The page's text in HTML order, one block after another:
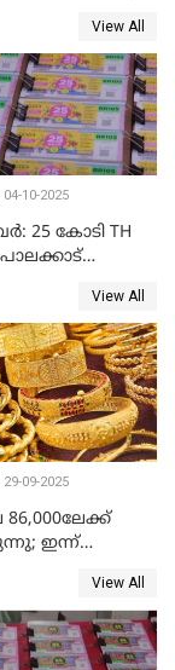
View All
10-2025
25 കോടി TH
പാലക്കാട്
View All
09-2025
ഇന്ന്
View All